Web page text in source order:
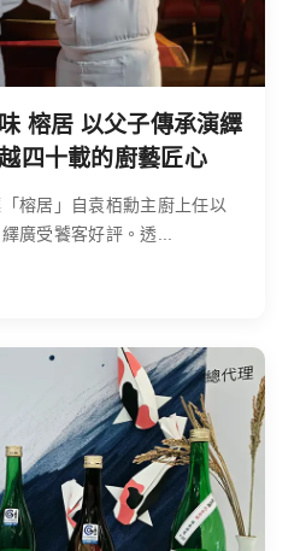
榕居 以父子傳承演繹
四十載的廚藝匠心
榕居」自袁栢勳主廚上任以
廣受饕客好評。透...